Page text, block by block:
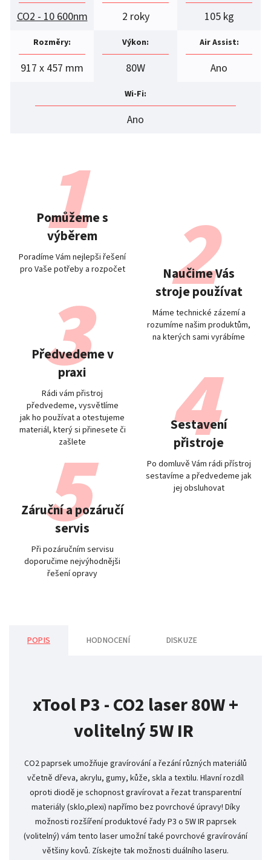
CO2 - 10 600nm 2 roky 105 kg
Rozměry:
917 x 457 mm
Výkon:
80W
Air Assist:
Ano
Wi-Fi:
Ano
Pomůžeme s
výběrem
Poradíme Vám nejlepši řešení
pro Vaše potřeby a rozpočet
Naučime Vás
stroje používat
Máme technické zázemí a
rozumíme našim produktům,
na kterých sami vyrábíme
Předvedeme v
praxi
Rádi vám přistroj
předvedeme, vysvětlíme
jak ho používat a otestujeme
materiál, který si přinesete či
zašlete
Sestavení
přistroje
Po domluvě Vám rádi přístroj
sestavíme a předvedeme jak
jej obsluhovat
Záruční a pozáručí
servis
Při pozáručním servisu
doporučime nejvýhodnějši
řešení opravy
POPIS HODNOCENÍ DISKUZE
xTool P3 - CO2 laser 80W +
volitelný 5W IR
CO2 paprsek umožňuje gravírování a řezání různých materiálů
včetně dřeva, akrylu, gumy, kůže, skla a textilu. Hlavní rozdíl
oproti diodě je schopnost gravírovat a řezat transparentní
materiály (sklo,plexi) napřímo bez povrchové úpravy! Díky
možnosti rozšíření produktové řady P3 o 5W IR paprsek
(volitelný) vám tento laser umožní také povrchové gravírování
většiny kovů. Získejte tak možnosti duálního laseru.